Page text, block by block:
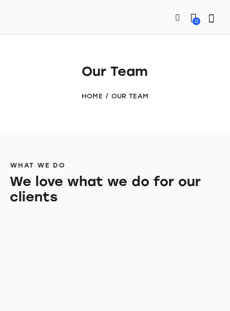
0
Our Team
HOME OUR TEAM
WHAT WE DO
We love what we do for our
clients